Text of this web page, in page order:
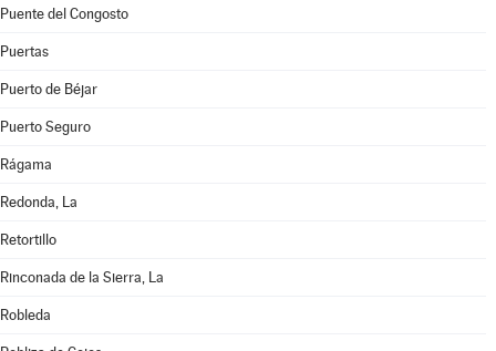
Puente del Congosto
Puertas
Puerto de Béjar
Puerto Seguro
Rágama
Redonda, La
Retortillo
Rinconada de la Sierra, La
Robleda